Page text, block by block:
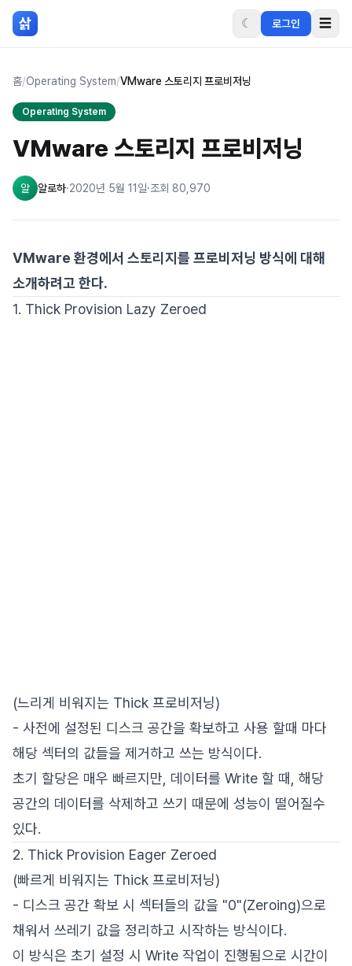
본문 바로가기
삵 ☾ 로그인 ☰
홈/Operating System/VMware 스토리지 프로비저닝
Operating System
VMware 스토리지 프로비저닝
알 알로하·2020년 5월 11일·조회 80,970
VMware 환경에서 스토리지를 프로비저닝 방식에 대해
소개하려고 한다.
1. Thick Provision Lazy Zeroed
(느리게 비워지는 Thick 프로비저닝)
- 사전에 설정된 디스크 공간을 확보하고 사용 할때 마다
해당 섹터의 값들을 제거하고 쓰는 방식이다.
초기 할당은 매우 빠르지만, 데이터를 Write 할 때, 해당
공간의 데이터를 삭제하고 쓰기 때문에 성능이 떨어질수
있다.
2. Thick Provision Eager Zeroed
(빠르게 비워지는 Thick 프로비저닝)
- 디스크 공간 확보 시 섹터들의 값을 "0"(Zeroing)으로
채워서 쓰레기 값을 정리하고 시작하는 방식이다.
이 방식은 초기 설정 시 Write 작업이 진행됨으로 시간이